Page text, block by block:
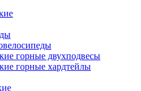
горные двухподвесы
горные хардтейлы